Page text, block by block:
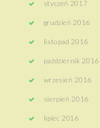
styczeń 2017
grudzień 2016
listopad 2016
październik 2016
wrzesień 2016
sierpień 2016
lipiec 2016